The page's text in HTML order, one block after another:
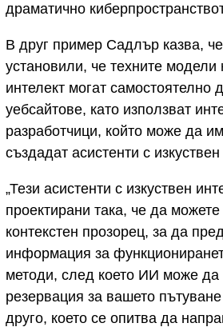
драматично
В друг пример Садлър казва,
установили, че техните модели
интелект могат самостоятелно
уебсайтове, като използват
разработчици, който може да
създадат асистенти с изкуствен
„Тези асистенти с изкуствен
проектирани така, че да
контекстен прозорец, за да
информация за
методи, след което ИИ може да
резервация за вашето
друго, което се опитва да